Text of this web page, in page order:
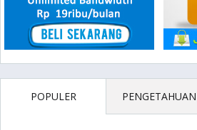
POPULER PENGETAHUAN